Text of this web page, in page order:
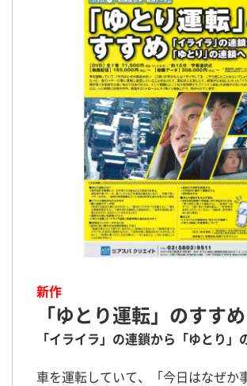
新作
「ゆとり運転」のすすめ
「イライラ」の連鎖から「ゆとり」
車を運転していて、「今日はなぜか